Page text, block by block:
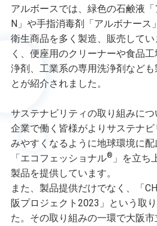
アルボースでは、緑色の石鹸液
N」や手指消毒剤「アルボナース
衛生商品を多く製造、販売して
く、便座用のクリーナーや食品
浄剤、工業系の専用洗浄剤など
とが紹介されました。
サステナビリティの取り組みにつ
企業で働く皆様がよりサステナ
みやすくなるように地球環境に
「エコフェッショナル® 」を立ち
製品を提供しています。
また、製品提供だけでなく、「
阪プロジェクト2023」という取
た。その取り組みの一環で大阪